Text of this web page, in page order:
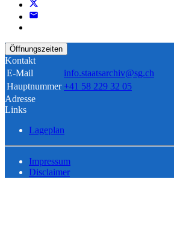
Öffnungszeiten
Kontakt
E-Mail
info.staatsarchiv@sg.ch
Hauptnummer +41 58 229 32 05
Adresse
Links
Lageplan
Impressum
Disclaimer